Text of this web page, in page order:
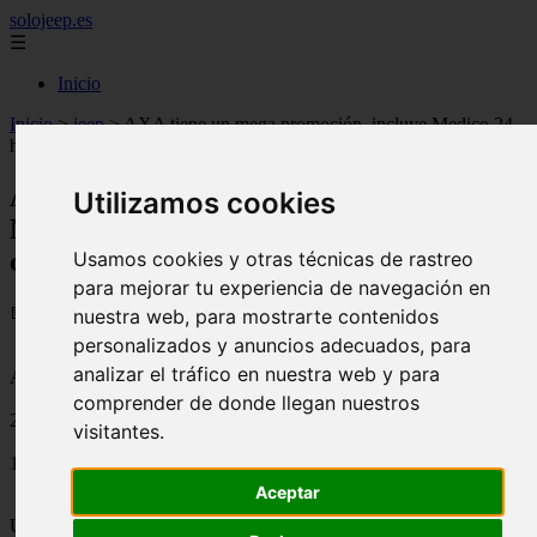
Utilizamos cookies
Usamos cookies y otras técnicas de rastreo
para mejorar tu experiencia de navegación en
nuestra web, para mostrarte contenidos
personalizados y anuncios adecuados, para
analizar el tráfico en nuestra web y para
comprender de donde llegan nuestros
visitantes.
Aceptar
solojeep.es
☰
Inicio
Inicio > jeep >AXA tiene un mega promoción, incluye Medico 24
horas en cualquier contratación de Seguro.
AXA tiene un mega promoción, incluye
Medico 24 horas en cualquier
contratación de Seguro.
📅 19/08/2025
Aseguradoras
2011-09-15
1876
Una nueva promocion de parte de laaseguradora AXA, ha sido